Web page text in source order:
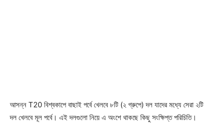
আসন্ন T20 বিশ্বকাপে বাছাই পর্বে খেলবে ৮টি (২ গ্রুপে) দল যাদের মধ্যে সেরা ২টি
দল খেলবে মূল পর্বে। এই দলগুলো নিয়ে এ অংশে থাকছে কিছু সংক্ষিপ্ত পরিচিতি।